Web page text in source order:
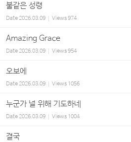
불같은 성령
Date2026.03.09 Views974
Amazing Grace
Date2026.03.09 Views954
오보에
Date2026.03.09 Views 1056
누군가 널 위해 기도하네
Date2026.03.09 Views 1004
결국